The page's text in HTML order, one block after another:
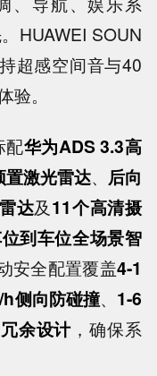
HUAWEI SOUN
持超感空间音与40
。
配华为ADS 3.3高
置激光雷达、 后向
达及11个高清摄
到车位全场景智
安全配置覆盖4-1
侧向防碰撞、 1-6
余设计 ，确保系